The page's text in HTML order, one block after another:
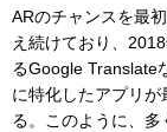
ARのチャンスを最
え続けており、
るGoogle Translate
に特化したアプリ
る。このように、